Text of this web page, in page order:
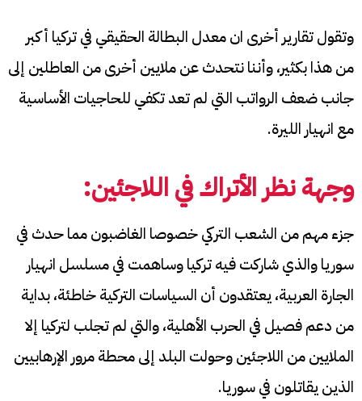
وتقول تقارير أخرى ان معدل البطالة الحقيقي في تركيا أكبر
من هذا بكثير، وأننا نتحدث عن ملايين أخرى من العاطلين إلى
جانب ضعف الرواتب التي لم تعد تكفي للحاجيات الأساسية
مع انهيار الليرة.
وجهة نظرالأتراك في اللاجئين:
جزء مهم من الشعب التركي خصوصا الغاضبون مما حدث في
سوريا والذي شاركت فيه تركيا وساهمت في مسلسل انهيار
الجارة العربية، يعتقدون أن السياسات التركية خاطئة، بداية
من دعم فصيل في الحرب الأهلية، والتي لم تجلب لتركيا إلا
الملايين من اللاجئين وحولت البلد إلى محطة مرور الإرهابيين
الذين يقاتلون في سوريا.